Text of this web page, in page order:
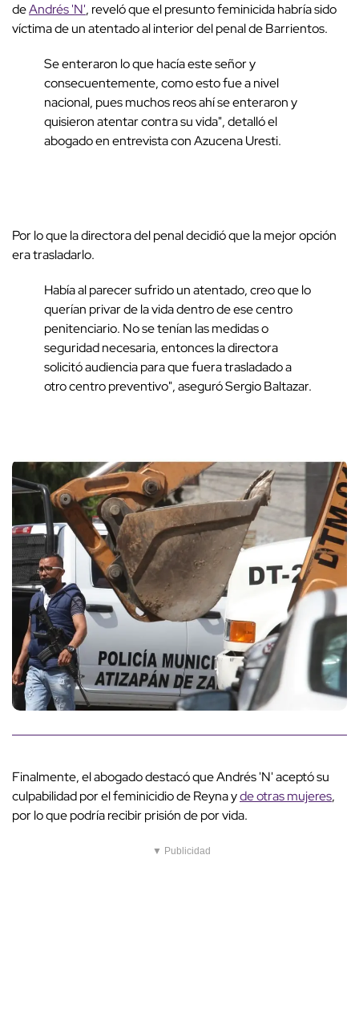
deAndrés 'N', reveló que el presunto feminicida habría sido
víctima de un atentado al interior del penal de Barrientos.
Se enteraron lo que hacía este señor y
consecuentemente, como esto fue a nivel
nacional, pues muchos reos ahí se enteraron y
quisieron atentar contra su vida", detalló el
abogado en entrevista con Azucena Uresti.
Por lo que la directora del penal decidió que la mejor opción
era trasladarlo.
Había al parecer sufrido un atentado, creo que lo
querían privar de la vida dentro de ese centro
penitenciario. No se tenían las medidas o
seguridad necesaria, entonces la directora
solicitó audiencia para que fuera trasladado a
otro centro preventivo", aseguró Sergio Baltazar.
Finalmente, el abogado destacó que Andrés 'N' aceptó su
culpabilidad por el feminicidio de Reyna yde otras mujeres,
por lo que podría recibir prisión de por vida.
▼ Publicidad